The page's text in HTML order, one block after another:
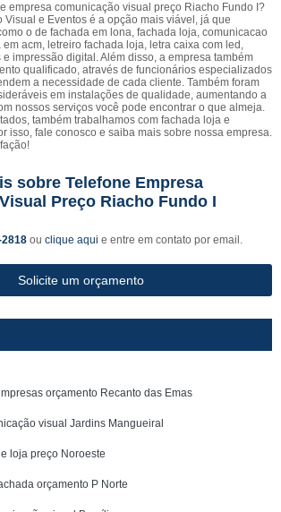
empresa comunicação visual preço Riacho Fundo I?
Visual e Eventos é a opção mais viável, já que
o de fachada em lona, fachada loja, comunicacao
acm, letreiro fachada loja, letra caixa com led,
e impressão digital. Além disso, a empresa também
qualificado, através de funcionários especializados
a necessidade de cada cliente. Também foram
em instalações de qualidade, aumentando a
nossos serviços você pode encontrar o que almeja.
também trabalhamos com fachada loja e
isso, fale conosco e saiba mais sobre nossa empresa.
sobre Telefone Empresa
Preço Riacho Fundo I
ou clique aqui e entre em contato por email.
Solicite um orçamento
orçamento Recanto das Emas
visual Jardins Mangueiral
loja preço Noroeste
orçamento P Norte